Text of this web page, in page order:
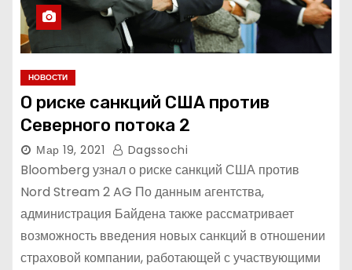
НОВОСТИ
О риске санкций США против
Северного потока 2
Мар 19, 2021 Dagssochi
Bloomberg узнал о риске санкций США против
Nord Stream 2 AG По данным агентства,
администрация Байдена также рассматривает
возможность введения новых санкций в отношении
страховой компании, работающей с участвующими